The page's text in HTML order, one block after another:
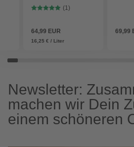
7016 - grau
(1)
64,99 EUR
16,25 € / Liter
69,99
Newsletter:
machen wir Dein
einem schöneren